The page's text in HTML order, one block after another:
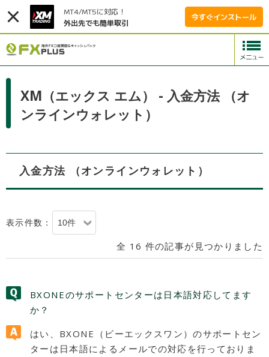
MT4/MT5に対応！
外出先でも簡単取引
今すぐインストール
XM（エックス エム） - 入金方法 （オ
ンラインウォレット）
入金方法 （オンラインウォレット）
表示件数：
全 16 件の記事が見つかりました
BXONEのサポートセンターは日本語対応してます
か？
はい、BXONE（ビーエックスワン）のサポートセン
ターは日本語によるメールでの対応を行っておりま